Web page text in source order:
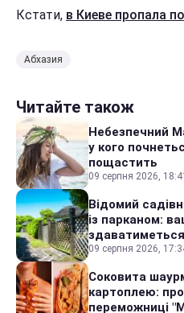
Кстати, в Киеве пропала
Абхазия
Читайте також
Небезпечний
у кого
пощастить
09 серпня 2026,
Відомий
із парканом:
09 серпня 2026,
Соковита
картоплею:
переможниці